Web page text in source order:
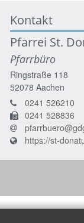
Kontakt
Pfarrei St.
Pfarrbüro
Ringstraße 118
52078 Aachen
0241 526210
0241 528836
https://st-